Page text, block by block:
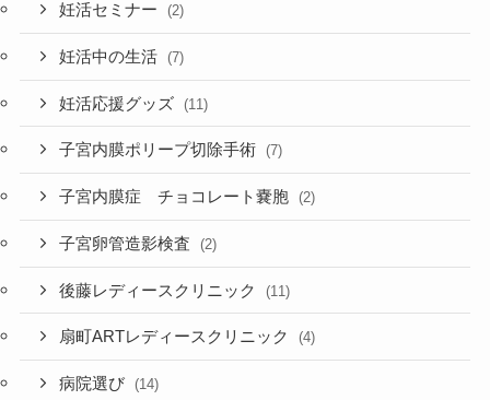
妊活セミナー (2)
妊活中の生活 (7)
妊活応援グッズ (11)
子宮内膜ポリープ切除手術 (7)
子宮内膜症 チョコレート嚢胞 (2)
子宮卵管造影検査 (2)
後藤レディースクリニック (11)
扇町ARTレディースクリニック (4)
病院選び (14)